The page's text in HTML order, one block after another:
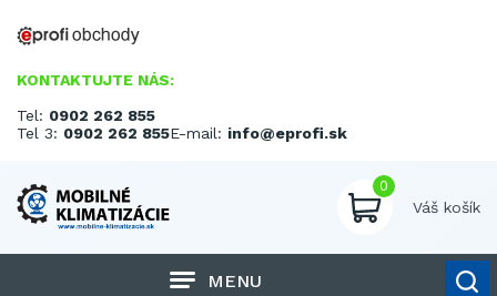
KONTAKTUJTE NÁS:
Tel: 0902 262 855
Tel 3: 0902 262 855E-mail: info@eprofi.sk
0
Váš košík
MENU